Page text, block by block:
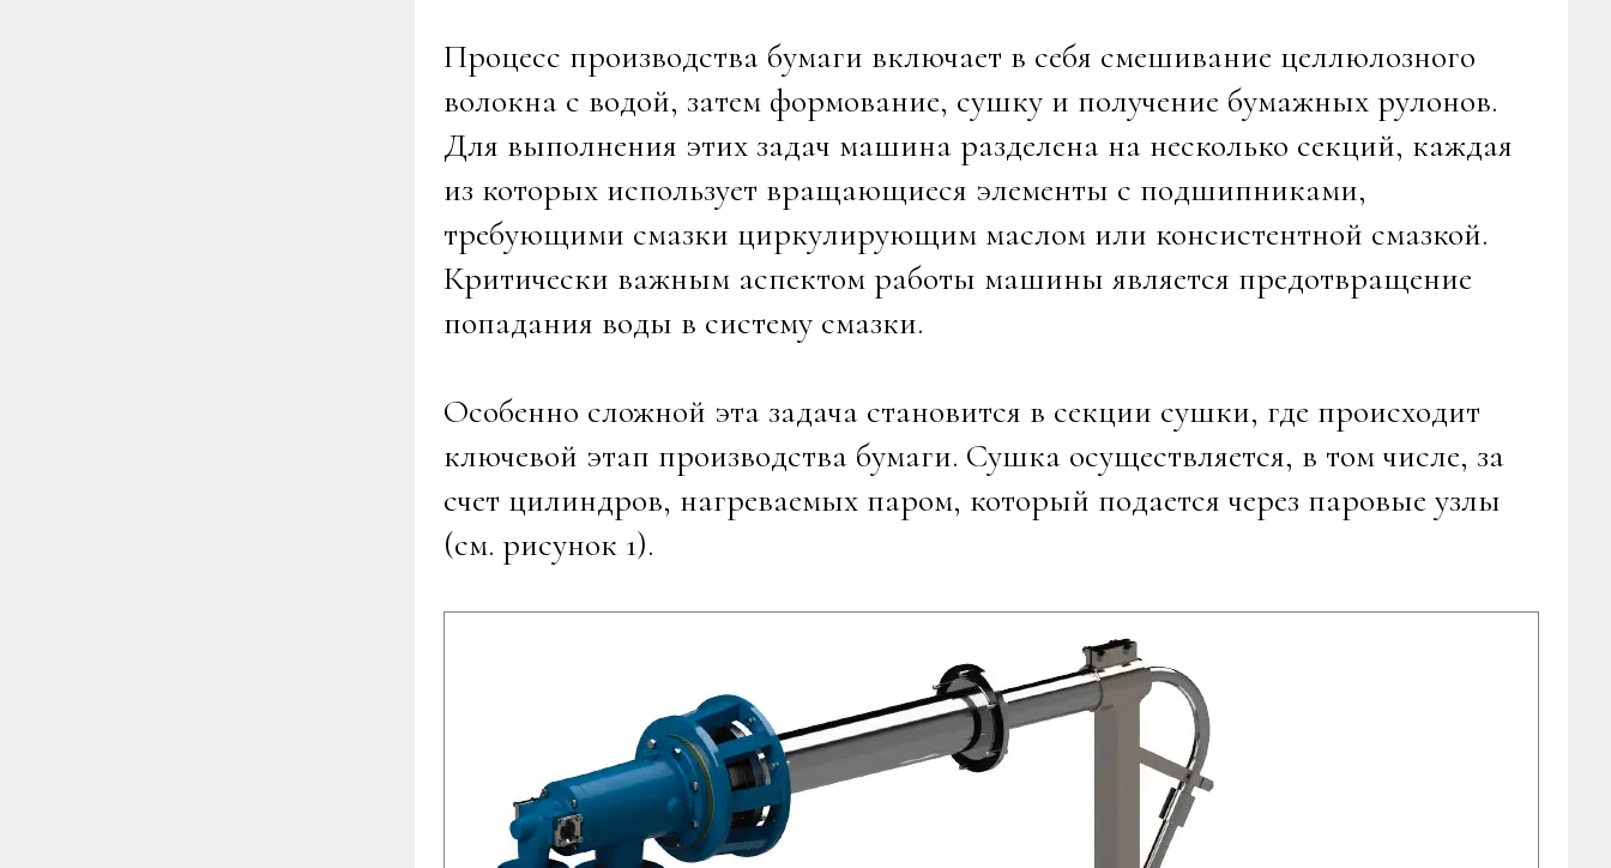
Процесс производства бумаги включает в себя смешивание целлюлозного
волокна с водой, затем формование, сушку и получение бумажных рулонов.
Для выполнения этих задач машина разделена на несколько секций, каждая
из которых использует вращающиеся элементы с подшипниками,
требующими смазки циркулирующим маслом или консистентной смазкой.
Критически важным аспектом работы машины является предотвращение
попадания воды в систему смазки.
Особенно сложной эта задача становится в секции сушки, где происходит
ключевой этап производства бумаги. Сушка осуществляется, в том числе, за
счет цилиндров, нагреваемых паром, который подается через паровые узлы
(см. рисунок 1).